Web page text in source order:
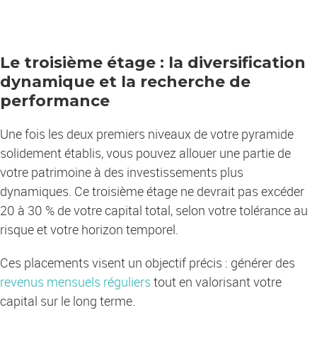
Le troisième étage : la diversification
dynamique et la recherche de
performance
Une fois les deux premiers niveaux de votre pyramide
solidement établis, vous pouvez allouer une partie de
votre patrimoine à des investissements plus
dynamiques. Ce troisième étage ne devrait pas excéder
20 à 30 % de votre capital total, selon votre tolérance au
risque et votre horizon temporel.
Ces placements visent un objectif précis : générer des
revenus mensuels réguliers tout en valorisant votre
capital sur le long terme.